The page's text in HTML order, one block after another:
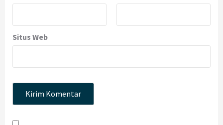
Situs Web